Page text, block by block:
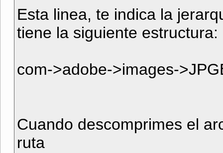
Esta linea, te indica la
tiene la siguiente estructura:
com->adobe->images-
Cuando descomprimes el
ruta